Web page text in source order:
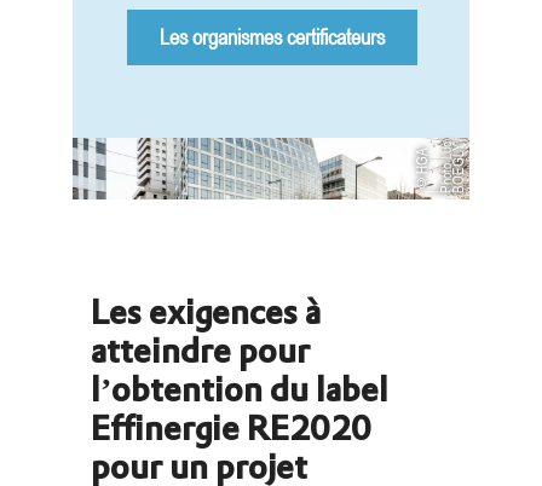
Les organismes certificateurs
©
H
G
A|
P
h
o
t
o
L
uc
B
O
E
G
L Y
Les exigences à
atteindre pour
l’obtention du label
Effinergie RE2020
pour un projet